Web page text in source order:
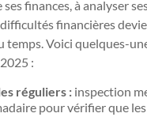
ses finances, à analyser
financières
temps. Voici quelques-
:
réguliers :inspection
pour vérifier que